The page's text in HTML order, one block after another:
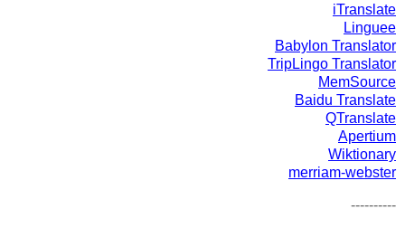
iTranslate
Linguee
Babylon Translator
TripLingo Translator
MemSource
Baidu Translate
QTranslate
Apertium
Wiktionary
merriam-webster
----------